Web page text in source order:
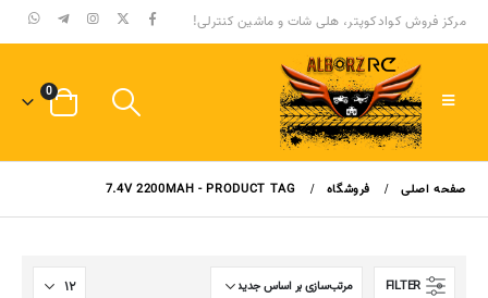
مرکز فروش کوادکوپتر، هلی شات و ماشین کنترلی!
0
صفحه اصلی فروشگاه PRODUCT TAG -
7.4V 2200MAH
FILTER